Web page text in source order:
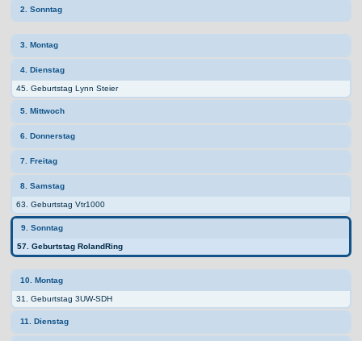
2. Sonntag
3. Montag
4. Dienstag
45. Geburtstag Lynn Steier
5. Mittwoch
6. Donnerstag
7. Freitag
8. Samstag
63. Geburtstag Vtr1000
9. Sonntag
57. Geburtstag RolandRing
10. Montag
31. Geburtstag 3UW-SDH
11. Dienstag